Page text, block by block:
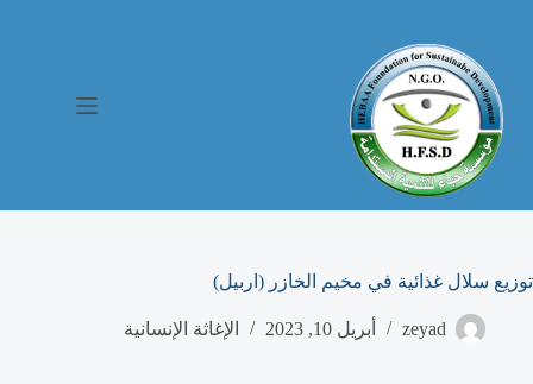
توزيع سلال غذائية في مخيم الخازر (اربيل)
zeyad أبريل 10, 2023 الإغاثة الإنسانية